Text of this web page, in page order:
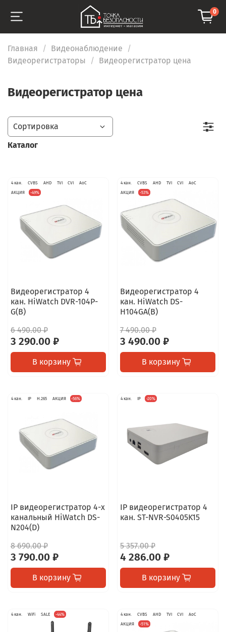
0
Главная
Видеонаблюдение
Видеорегистраторы
Видеорегистратор цена
Видеорегистратор цена
4 кан. CVBS AHD TVI CVI
AoC
АКЦИЯ
-49%
Видеорегистратор 4
кан. HiWatch DVR-104P-
G(B)
6 490.00 ₽
3 290.00 ₽
В корзину
4 кан. CVBS AHD TVI CVI
AoC
АКЦИЯ
-53%
Видеорегистратор 4
кан. HiWatch DS-
H104GA(B)
7 490.00 ₽
3 490.00 ₽
В корзину
4 кан. IP H.265 АКЦИЯ -56%
IP видеорегистратор 4-х
канальный HiWatch DS-
N204(D)
8 690.00 ₽
3 790.00 ₽
В корзину
4 кан. IP -20%
IP видеорегистратор 4
кан. ST-NVR-S0405K15
5 357.00 ₽
4 286.00 ₽
В корзину
4 кан. WiFi SALE -44% 4 кан. CVBS AHD TVI CVI
AoC
АКЦИЯ
-51%
Каталог